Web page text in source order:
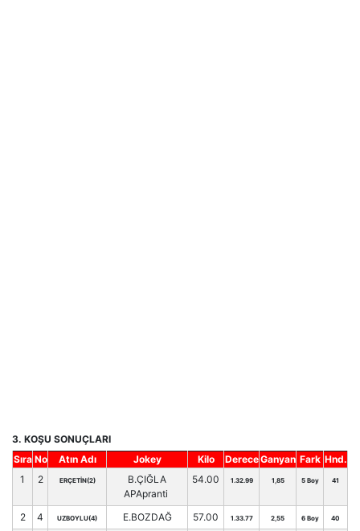
3. KOŞU SONUÇLARI
Sıra No Atın Adı Jokey Kilo DereceGanyan Fark Hnd.
1
2 ERÇETİN(2)
B.ÇIĞLA
APApranti
54.00 1.32.99 1,85 5 Boy 41
2 4 UZBOYLU(4) E.BOZDAĞ 57.00 1.33.77 2,55 6 Boy 40